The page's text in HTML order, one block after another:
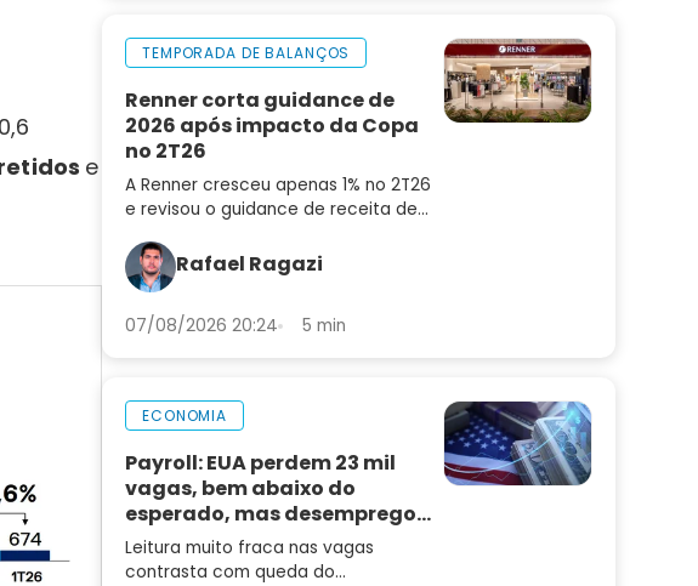
e
TEMPORADA DE BALANÇOS
Renner corta guidance de
2026 após impacto da Copa
no 2T26
A Renner cresceu apenas 1% no 2T26
e revisou o guidance de receita de
do balanço e as perspectivas para
LREN3
Rafael Ragazi
07/08/2026 20:24 5 min
ECONOMIA
Payroll: EUA perdem 23 mil
vagas, bem abaixo do
esperado, mas desemprego
cai
Leitura muito fraca nas vagas
contrasta com queda do